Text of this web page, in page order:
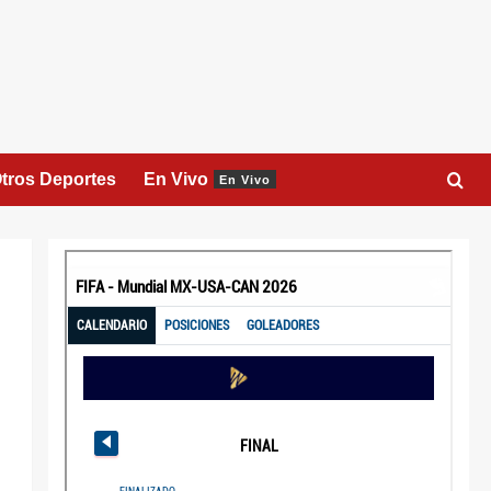
Deportes En Vivo En Vivo